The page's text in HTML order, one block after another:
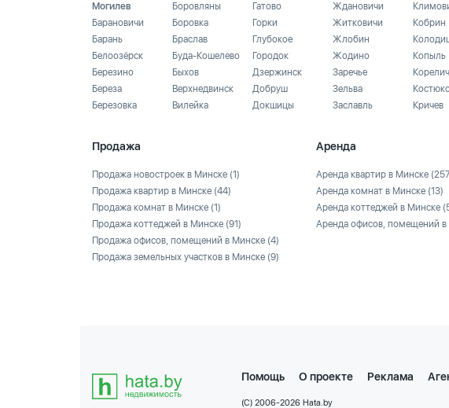
Могилев
Барановичи
Барань
Белоозёрск
Березино
Береза
Березовка
Боровляны
Боровка
Браслав
Буда-Кошелево
Быхов
Верхнедвинск
Вилейка
Гатово
Горки
Глубокое
Городок
Дзержинск
Добруш
Докшицы
Ждановичи
Житковичи
Жлобин
Жодино
Заречье
Зельва
Заславль
Кобрин
Копыль
Кричев
Продажа
Продажа новостроек в Минске (1)
Продажа квартир в Минске (44)
Продажа комнат в Минске (1)
Продажа коттеджей в Минске (91)
Продажа офисов, помещений в Минске (4)
Продажа земельных участков в Минске (9)
Аренда
Аренда квартир в Минске
Аренда комнат в Минске (13)
Аренда коттеджей в Минске
Аренда офисов, помещений в
Помощь О проекте Реклама
(C) 2006-2026 Hata.by